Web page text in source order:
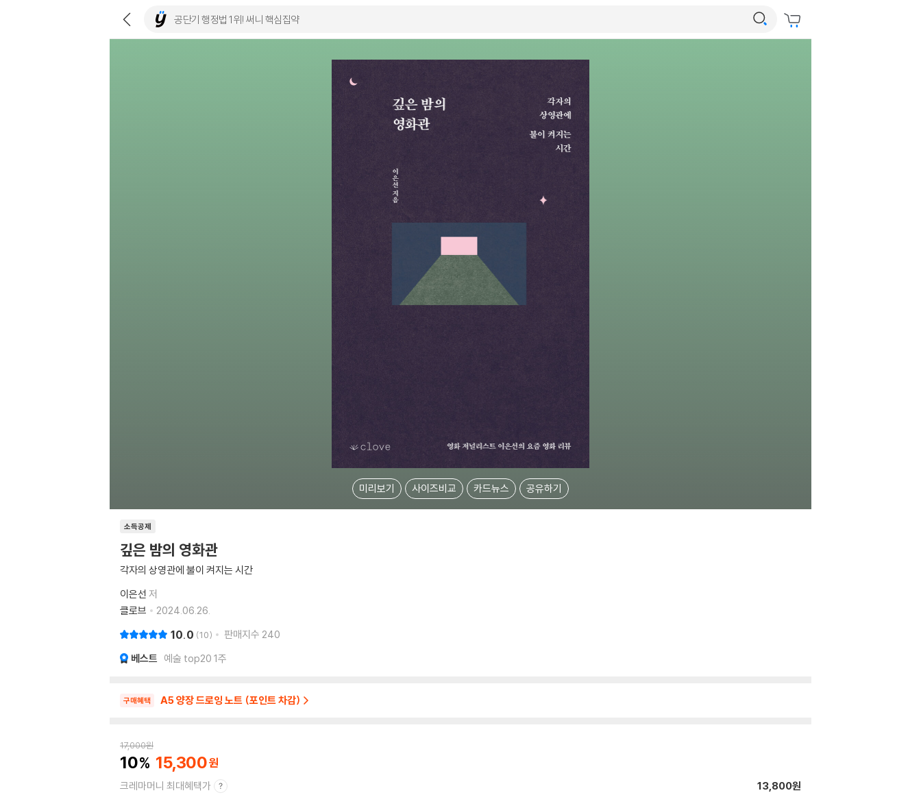
미리보기 사이즈비교 카드뉴스 공유하기
소득공제
깊은 밤의 영화관
각자의 상영관에 불이 켜지는 시간
이은선 저
클로브
2024.06.26.
10.0 10 판매지수 240
베스트 예술 top20 1주
구매혜택 A5 양장 드로잉 노트 (포인트 차감)
17,000원
10 15,300
크레마머니 최대혜택가 13,800원